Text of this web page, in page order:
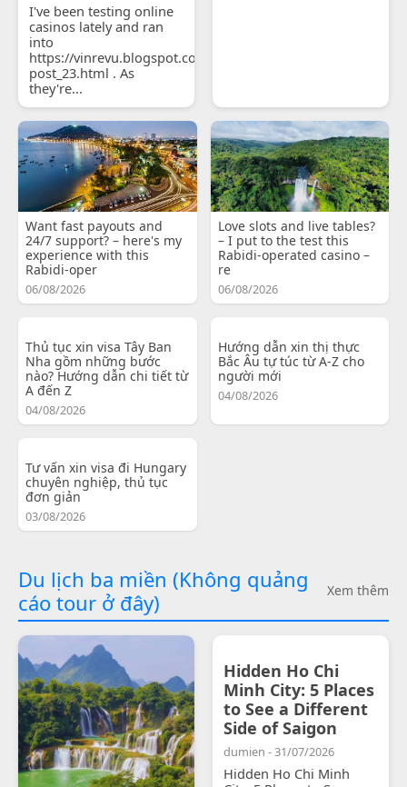
I've been testing online
casinos lately and ran
into
https://vinrevu.blogspot.com/2026/06/blog-
post_23.html . As
they're...
Want fast payouts and
24/7 support? – here's my
experience with this
Rabidi-oper
06/08/2026
Love slots and live tables?
– I put to the test this
Rabidi-operated casino –
re
06/08/2026
Thủ tục xin visa Tây Ban
Nha gồm những bước
nào? Hướng dẫn chi tiết từ
A đến Z
04/08/2026
Hướng dẫn xin thị thực
Bắc Âu tự túc từ A-Z cho
người mới
04/08/2026
Tư vấn xin visa đi Hungary
chuyên nghiệp, thủ tục
đơn giản
03/08/2026
Du lịch ba miền (Không quảng
cáo tour ở đây)
Xem thêm
Hidden Ho Chi
Minh City: 5 Places
to See a Different
Side of Saigon
dumien - 31/07/2026
Hidden Ho Chi Minh